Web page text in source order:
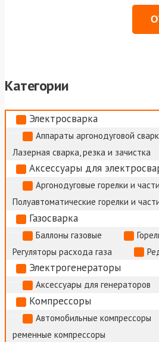
Категории
Электросварка
Аппараты аргонодуговой
Лазерная сварка, резка и зачистка
Аксессуары для
Аргонодуговые горелки и
Полуавтоматические горелки и
Газосварка
Баллоны газовые
Регуляторы расхода газа
Электрогенераторы
Аксессуары для генераторов
Компрессоры
Автомобильные компрессоры
ременные компрессоры